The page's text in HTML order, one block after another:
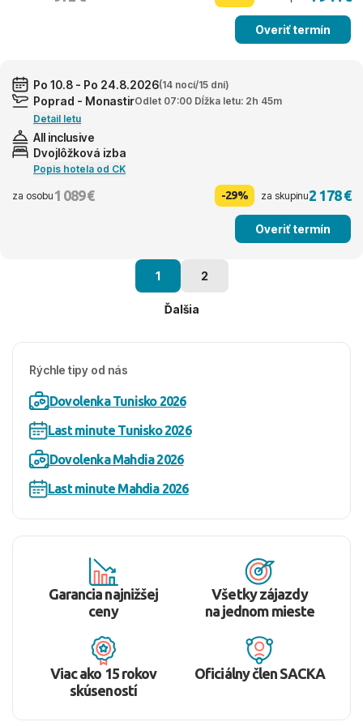
Overiť termín
Po 10.8 - Po 24.8.2026(14 nocí/15 dní)
Poprad - MonastirOdlet 07:00 Dĺžka letu: 2h 45m
Detail letu
All inclusive
Dvojlôžková izba
Popis hotela od CK
za osobu 1 089 € -29% za skupinu2 178 €
Overiť termín
1 2
Ďalšia
Rýchle tipy od nás
Dovolenka Tunisko 2026
Last minute Tunisko 2026
Dovolenka Mahdia 2026
Last minute Mahdia 2026
Garancia najnižšej
ceny
Všetky zájazdy
na jednom mieste
Viac ako 15 rokov
skúseností
Oficiálny člen SACKA